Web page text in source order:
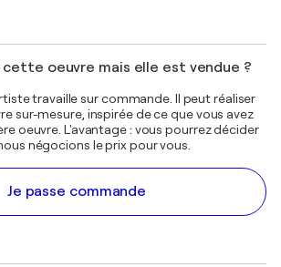
cette oeuvre mais elle est vendue ?
travaille sur commande. Il peut réaliser
sur-mesure, inspirée de ce que vous avez
oeuvre. L'avantage : vous pourrez décider
négocions le prix pour vous.
Je passe commande